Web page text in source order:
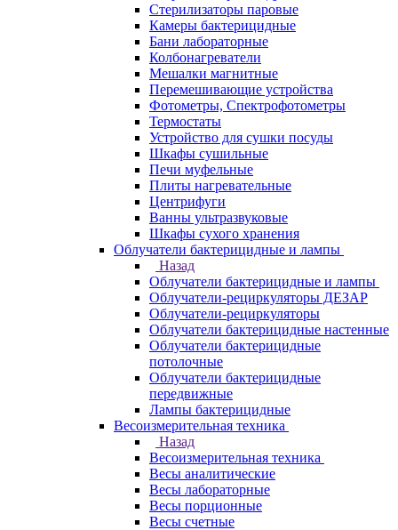
Стерилизаторы паровые
Камеры бактерицидные
Бани лабораторные
Колбонагреватели
Мешалки магнитные
Перемешивающие устройства
Фотометры, Спектрофотометры
Термостаты
Устройство для сушки посуды
Шкафы сушильные
Печи муфельные
Плиты нагревательные
Центрифуги
Ванны ультразвуковые
Шкафы сухого хранения
Облучатели бактерицидные и лампы
Назад
Облучатели бактерицидные и лампы
Облучатели-рециркуляторы ДЕЗАР
Облучатели-рециркуляторы
Облучатели бактерицидные настенные
Облучатели бактерицидные
потолочные
Облучатели бактерицидные
передвижные
Лампы бактерицидные
Весоизмерительная техника
Назад
Весоизмерительная техника
Весы аналитические
Весы лабораторные
Весы порционные
Весы счетные